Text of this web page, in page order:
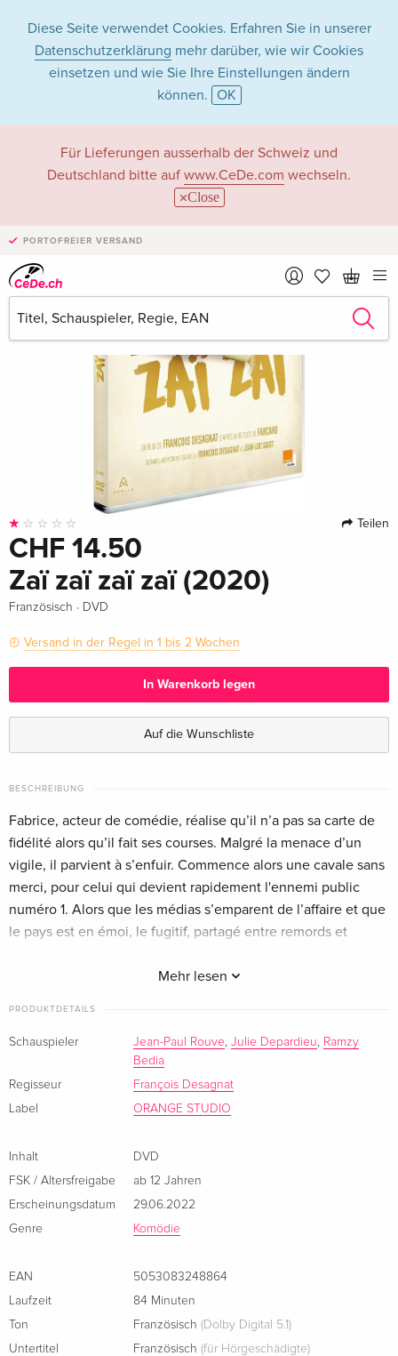
Diese Seite verwendet Cookies. Erfahren Sie in unserer
Datenschutzerklärung mehr darüber, wie wir Cookies
einsetzen und wie Sie Ihre Einstellungen ändern
können. OK
Für Lieferungen ausserhalb der Schweiz und
Deutschland bitte auf www.CeDe.com wechseln.
Close
PORTOFREIER VERSAND
Teilen
CHF 14.50
Zaï zaï zaï zaï (2020)
Französisch · DVD
Versand in der Regel in 1 bis 2 Wochen
In Warenkorb legen
Auf die Wunschliste
BESCHREIBUNG
Mehr lesen
Fabrice, acteur de comédie, réalise qu’il n’a pas sa carte de
fidélité alors qu’il fait ses courses. Malgré la menace d’un
vigile, il parvient à s’enfuir. Commence alors une cavale sans
merci, pour celui qui devient rapidement l'ennemi public
numéro 1. Alors que les médias s’emparent de l’affaire et que
le pays est en émoi, le fugitif, partagé entre remords et
PRODUKTDETAILS
Schauspieler Jean-Paul Rouve Julie Depardieu
Ramzy
Bedia
Regisseur
François Desagnat
Label
ORANGE STUDIO
Inhalt
DVD
FSK / Altersfreigabe
ab 12 Jahren
Erscheinungsdatum
29.06.2022
Genre
Komödie
EAN
5053083248864
Laufzeit
84 Minuten
Ton
Französisch (Dolby Digital 5.1)
Untertitel
Französisch (für Hörgeschädigte)